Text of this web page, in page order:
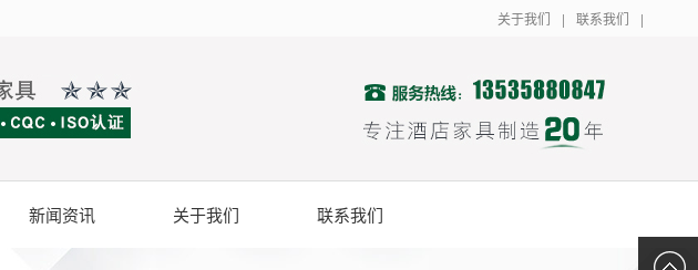
关于我们 | 联系我们 |
新闻资讯 关于我们 联系我们